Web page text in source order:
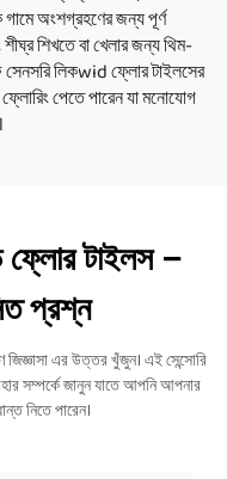
অংশগ্রহণের জন্য পূর্ণ
শিখতে বা খেলার জন্য থিম-
সেনসরি লিকwid ফ্লোর টাইলসের
পেতে পারেন যা মনোযোগ
ফ্লোর টাইলস –
প্রশ্ন
এর উত্তর খুঁজুন। এই সেন্সোরি
সম্পর্কে জানুন যাতে আপনি আপনার
নিতে পারেন।